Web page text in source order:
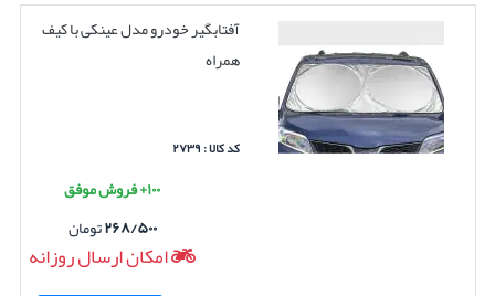
آفتابگیر خودرو مدل عینکی با کیف
همراه
کد کالا : ۲۷۳۹
۱۰۰+ فروش موفق
۲۶۸/۵۰۰تومان
امکان ارسال روزانه